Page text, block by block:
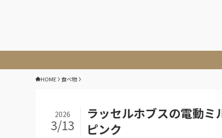
HOME 食べ物
ラッセルホブスの電動
ピンク
2026
3/13